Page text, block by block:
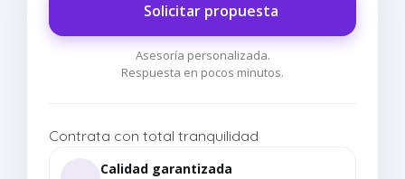
Solicitar propuesta
Asesoría personalizada.
Respuesta en pocos minutos.
Contrata con total tranquilidad
Calidad garantizada